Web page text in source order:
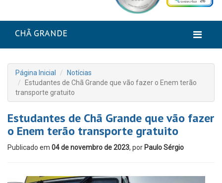
CHÃ GRANDE
Página Inicial
Notícias
Estudantes de Chã Grande que vão fazer o Enem terão
transporte gratuito
Estudantes de Chã Grande que vão fazer
o Enem terão transporte gratuito
Publicado em 04 de novembro de 2023, por Paulo Sérgio